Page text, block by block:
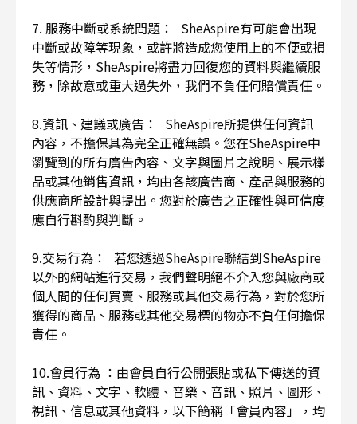
7. 服務中斷或系統問題： SheAspire有可能會出現
中斷或故障等現象，或許將造成您使用上的不便或損
失等情形，SheAspire將盡力回復您的資料與繼續服
務，除故意或重大過失外，我們不負任何賠償責任。
8.資訊、建議或廣告： SheAspire所提供任何資訊
內容，不擔保其為完全正確無誤。您在SheAspire中
瀏覽到的所有廣告內容、文字與圖片之說明、展示樣
品或其他銷售資訊，均由各該廣告商、產品與服務的
供應商所設計與提出。您對於廣告之正確性與可信度
應自行斟酌與判斷。
9.交易行為： 若您透過SheAspire聯結到SheAspire
以外的網站進行交易，我們聲明絕不介入您與廠商或
個人間的任何買賣、服務或其他交易行為，對於您所
獲得的商品、服務或其他交易標的物亦不負任何擔保
責任。
10.會員行為 ：由會員自行公開張貼或私下傳送的資
訊、資料、文字、軟體、音樂、音訊、照片、圖形、
視訊、信息或其他資料，以下簡稱「會員內容」，均